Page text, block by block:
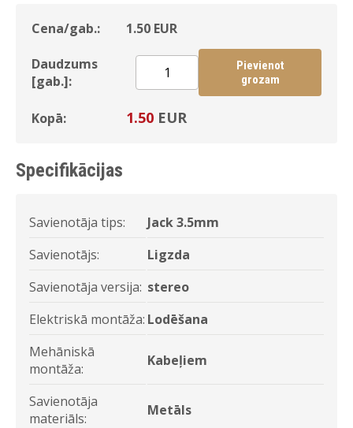
Cena/gab.: 1.50 EUR
Daudzums
[gab.]:
Pievienot
grozam
Kopā: 1.50 EUR
Specifikācijas
Savienotāja tips:
Jack 3.5mm
Savienotājs:
Ligzda
Savienotāja versija: stereo
Elektriskā montāža: Lodēšana
Mehāniskā
montāža:
Kabeļiem
Savienotāja
materiāls:
Metāls